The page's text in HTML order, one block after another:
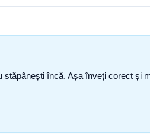
încă. Așa înveți corect și